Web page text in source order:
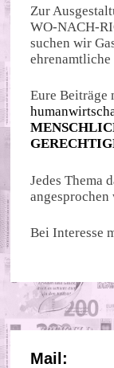
Zur
WO-NACH-
suchen wir
Eure Beiträge
Jedes Thema
angesprochen
Bei Interesse
Mail: